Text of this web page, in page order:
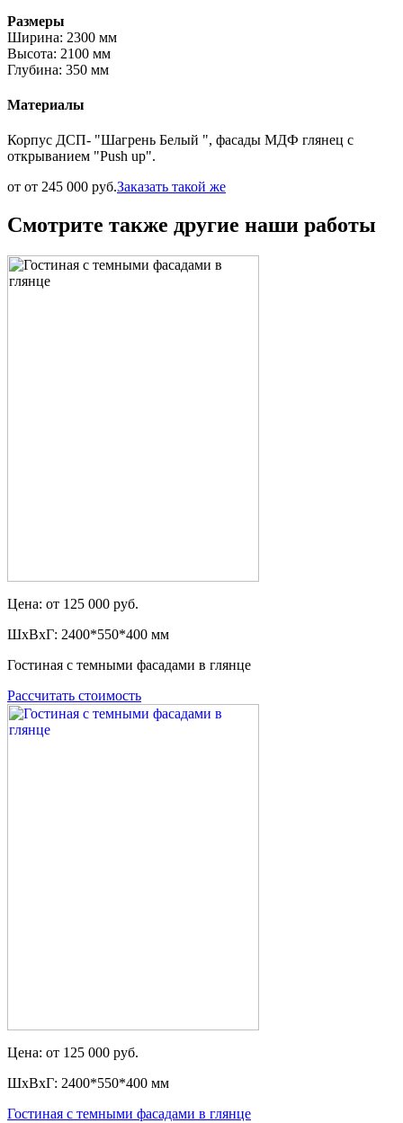
Размеры
Ширина: 2300 мм
Высота: 2100 мм
Глубина: 350 мм
Материалы
Корпус ДСП- "Шагрень Белый ", фасады МДФ глянец с
открыванием "Push up".
от от 245 000 руб.Заказать такой же
Смотрите также другие наши работы
Цена: от 125 000 руб.
ШxВxГ: 2400*550*400 мм
Гостиная с темными фасадами в глянце
Рассчитать стоимость
Цена: от 125 000 руб.
ШxВxГ: 2400*550*400 мм
Гостиная с темными фасадами в глянце